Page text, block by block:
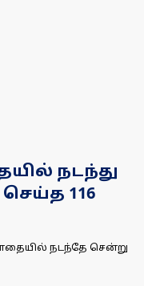
நடந்து
116
நடந்தே சென்று